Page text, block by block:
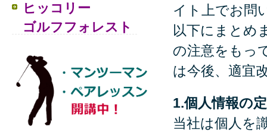
イト上でお問
以下にまとめ
の注意をもっ
は今後、適宜
1.個人情報の
当社は個人を
ヒッコリー
ゴルフフォレスト